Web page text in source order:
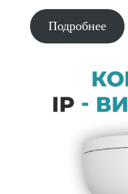
Подробнее